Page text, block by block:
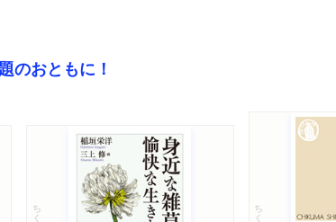
のおともに！
ちくま文庫 ちくま新書